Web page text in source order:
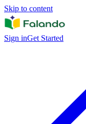
Skip to content
Sign inGet Started